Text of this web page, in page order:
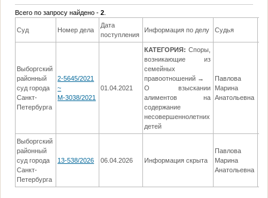
Всего по запросу найдено -2
Суд Номер дела
Дата
поступления
Информация по делу Судья
Выборгский
районный
суд города
Санкт-
Петербурга
2-5645/2021
~
М-3038/2021
01.04.2021
КАТЕГОРИЯ: Споры,
возникающие из
семейных
правоотношений →
О взыскании
алиментов на
содержание
несовершеннолетних
детей
Павлова
Марина
Анатольевна
Выборгский
районный
суд города
Санкт-
Петербурга
13-538/2026 06.04.2026 Информация скрыта
Павлова
Марина
Анатольевна